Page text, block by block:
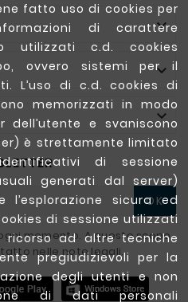
fatto uso di cookies per
di carattere
utilizzati c.d. cookies
ovvero sistemi per il
L’uso di c.d. cookies di
memorizzati in modo
dell’utente e svaniscono
è strettamente limitato
di sessione
generati dal server)
l’esplorazione sicura ed
di sessione utilizzati
ad altre tecniche
pregiudizievoli per la
degli utenti e non
di dati personali



OK
momento. A questo scopo,
nelle note legali.